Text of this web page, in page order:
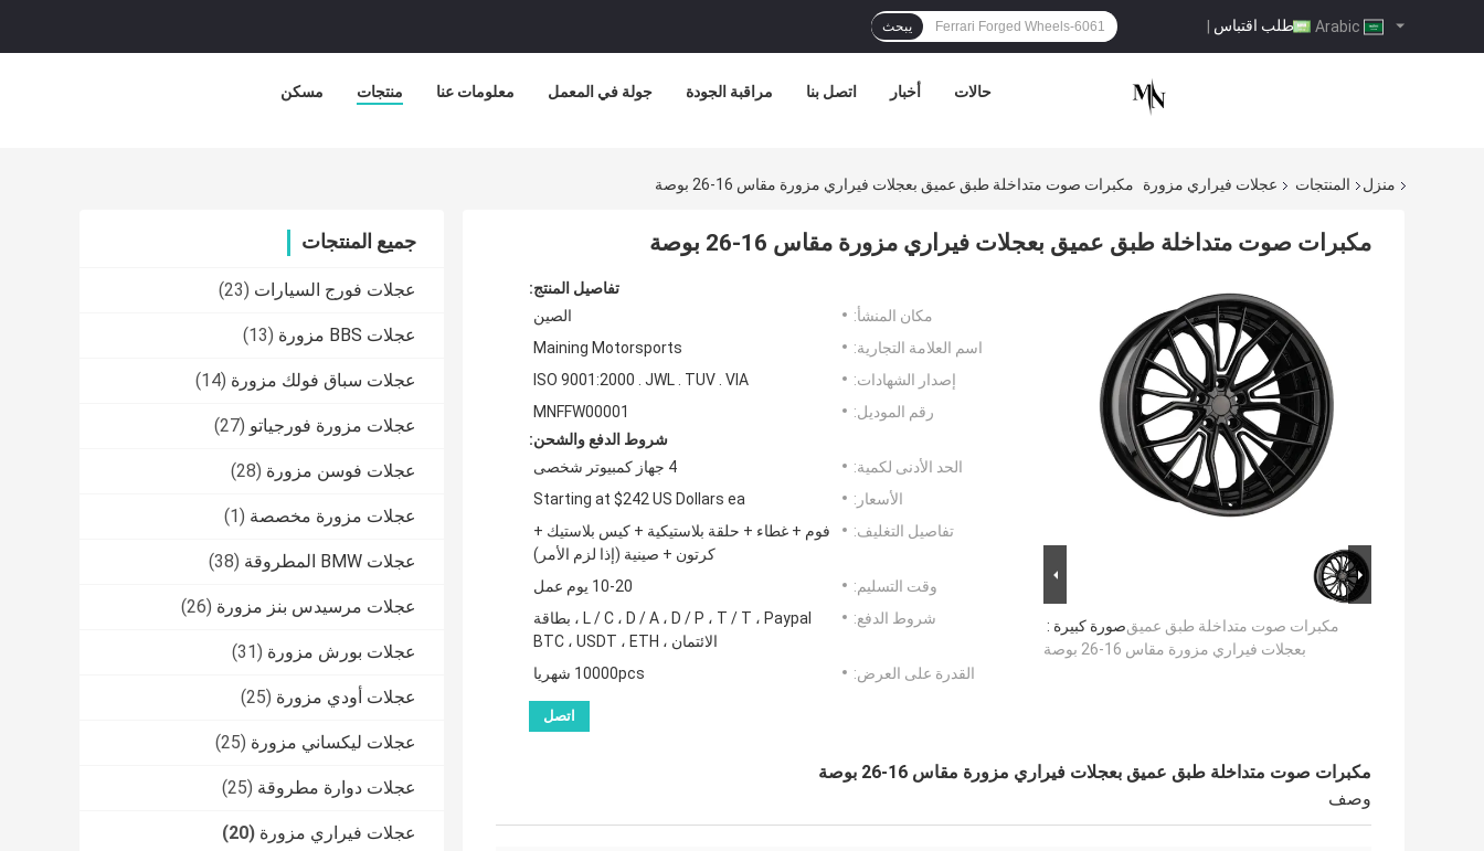
طلب اقتباس | يبحث
مسكن منتجات معلومات عنا جولة في المعمل مراقبة الجودة اتصل بنا أخبار حالات
منزل المنتجات عجلات فيراري مزورة مكبرات صوت متداخلة طبق عميق بعجلات فيراري مزورة مقاس 16-26 بوصة
جميع المنتجات
عجلات فورج السيارات (23)
عجلات BBS مزورة (13)
عجلات سباق فولك مزورة (14)
عجلات مزورة فورجياتو (27)
عجلات فوسن مزورة (28)
عجلات مزورة مخصصة (1)
عجلات BMW المطروقة (38)
عجلات مرسيدس بنز مزورة (26)
عجلات بورش مزورة (31)
عجلات أودي مزورة (25)
عجلات ليكساني مزورة (25)
عجلات دوارة مطروقة (25)
عجلات فيراري مزورة (20)
مكبرات صوت متداخلة طبق عميق بعجلات فيراري مزورة مقاس 16-26 بوصة
صورة كبيرة :مكبرات صوت متداخلة طبق عميق
بعجلات فيراري مزورة مقاس 16-26 بوصة
تفاصيل المنتج:
مكان المنشأ:
الصين
اسم العلامة التجارية:
Maining Motorsports
إصدار الشهادات:
ISO 9001:2000 . JWL . TUV . VIA
رقم الموديل:
MNFFW00001
شروط الدفع والشحن:
الحد الأدنى لكمية:
4 جهاز كمبيوتر شخصى
الأسعار:
Starting at $242 US Dollars ea
تفاصيل التغليف:
فوم + غطاء + حلقة بلاستيكية + كيس بلاستيك +
كرتون + صينية (إذا لزم الأمر)
وقت التسليم:
10-20 يوم عمل
شروط الدفع:
L / C ، D / A ، D / P ، T / T ، Paypal ، بطاقة
الائتمان ، BTC ، USDT ، ETH
القدرة على العرض:
10000pcs شهريا
اتصل
مكبرات صوت متداخلة طبق عميق بعجلات فيراري مزورة مقاس 16-26 بوصة
وصف